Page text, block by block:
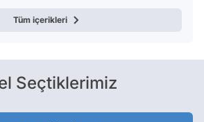
Tüm içerikleri
Seçtiklerimiz